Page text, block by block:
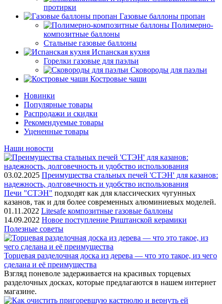
протирки
Газовые баллоны пропан
Полимерно-
композитные баллоны
Стальные газовые баллоны
Испанская кухня
Горелки газовые для паэльи
Сковороды для паэльи
Костровые чаши
Новинки
Популярные товары
Распродажи и скидки
Рекомендуемые товары
Уцененные товары
Наши новости
03.02.2025 Преимущества стальных печей 'СТЭН' для казанов:
надежность, долговечность и удобство использования
Печи "СТЭН" подходят как для классических чугунных
казанов, так и для более современных алюминиевых моделей.
01.11.2022 Litesafe композитные газовые баллоны
14.09.2022 Новое поступление Риштанской керамики
Полезные советы
Торцевая разделочная доска из дерева — что это такое, из чего
сделана и её преимущества
Взгляд поневоле задерживается на красивых торцевых
разделочных досках, которые предлагаются в нашем интернет
магазине.